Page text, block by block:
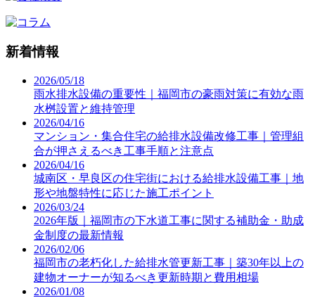
新着情報
2026/05/18
雨水排水設備の重要性｜福岡市の豪雨対策に有効な雨
水桝設置と維持管理
2026/04/16
マンション・集合住宅の給排水設備改修工事｜管理組
合が押さえるべき工事手順と注意点
2026/04/16
城南区・早良区の住宅街における給排水設備工事｜地
形や地盤特性に応じた施工ポイント
2026/03/24
2026年版｜福岡市の下水道工事に関する補助金・助成
金制度の最新情報
2026/02/06
福岡市の老朽化した給排水管更新工事｜築30年以上の
建物オーナーが知るべき更新時期と費用相場
2026/01/08